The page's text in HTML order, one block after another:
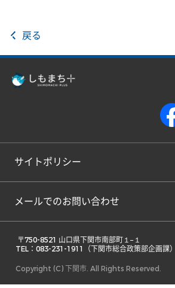
戻る
サイトポリシー
メールでのお問い合わせ
TEL：083-231-1911（下関市総合政策部企画課）
Copyright (C) 下関市. All Rights Reserved.